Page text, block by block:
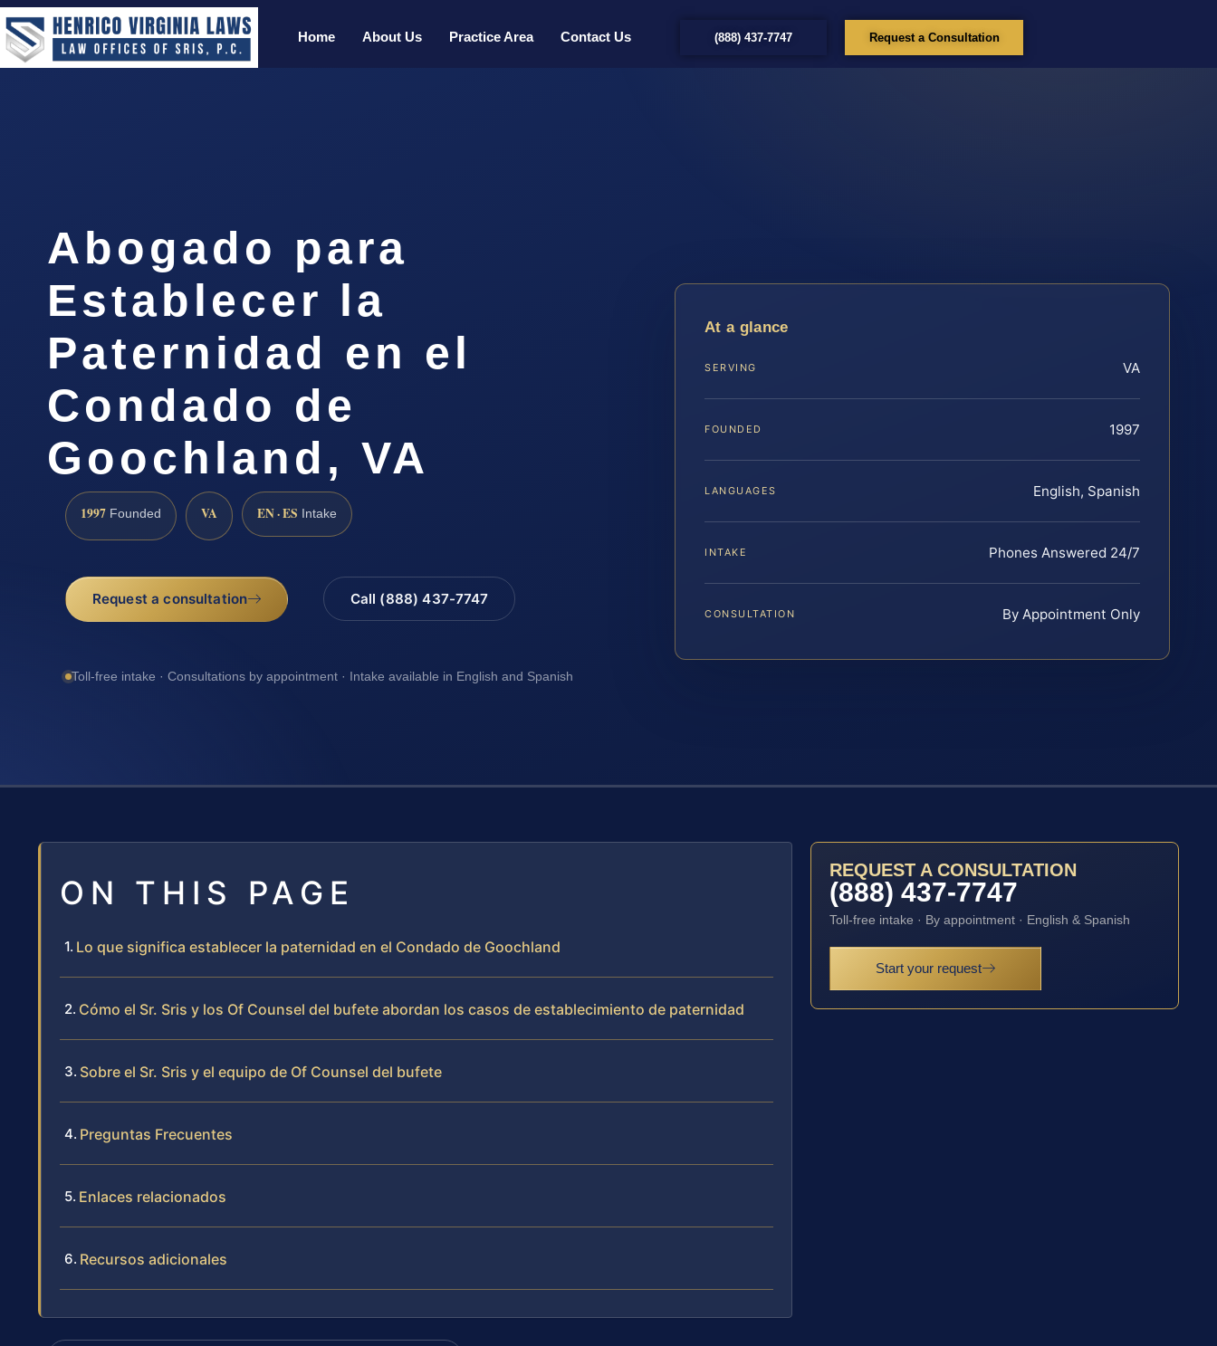
Home About Us Practice Area Contact Us (888) 437-7747 Request a Consultation
Abogado para
Establecer la
Paternidad en el
Condado de
Goochland, VA
1997 Founded VA EN · ES Intake
Request a consultation Call (888) 437-7747
Toll-free intake · Consultations by appointment · Intake available in English and Spanish
At a glance
SERVING VA
FOUNDED 1997
LANGUAGES English, Spanish
INTAKE Phones Answered 24/7
CONSULTATION By Appointment Only
ON THIS PAGE
Lo que significa establecer la paternidad en el Condado de Goochland
Cómo el Sr. Sris y los Of Counsel del bufete abordan los casos de establecimiento de paternidad
Sobre el Sr. Sris y el equipo de Of Counsel del bufete
Preguntas Frecuentes
Enlaces relacionados
Recursos adicionales
REQUEST A CONSULTATION
(888) 437-7747
Toll-free intake · By appointment · English & Spanish
Start your request